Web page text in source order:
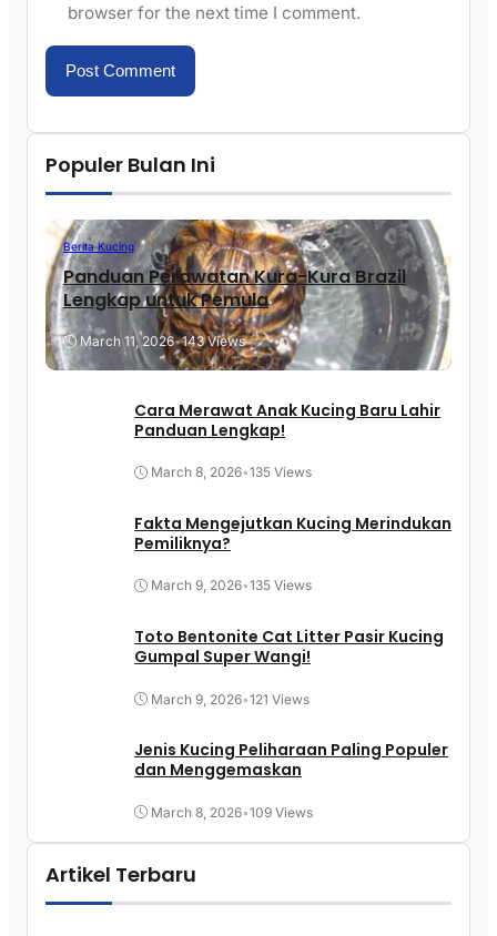
browser for the next time I comment.
Populer Bulan Ini
Berita Kucing
Panduan Perawatan Kura-Kura Brazil
Lengkap untuk Pemula
March 11, 2026•143 Views
Cara Merawat Anak Kucing Baru Lahir
Panduan Lengkap!
March 8, 2026•135 Views
Fakta Mengejutkan Kucing Merindukan
Pemiliknya?
March 9, 2026•135 Views
Toto Bentonite Cat Litter Pasir Kucing
Gumpal Super Wangi!
March 9, 2026•121 Views
Jenis Kucing Peliharaan Paling Populer
dan Menggemaskan
March 8, 2026•109 Views
Artikel Terbaru